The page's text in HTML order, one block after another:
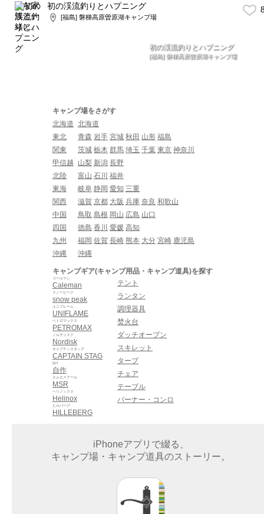
初の渓流釣りとハプニング
[福島] 磐梯高原曽原湖キャンプ場
初の渓流釣りとハプニング
[福島] 磐梯高原曽原湖キャンプ場
キャンプ場をさがす
北海道 北海道
東北
青森 岩手 宮城 秋田 山形 福島
関東
茨城 栃木 群馬 埼玉 千葉 東京 神奈川
甲信越
山梨 新潟 長野
北陸
富山 石川 福井
東海
岐阜 静岡 愛知 三重
関西
滋賀 京都 大阪 兵庫 奈良 和歌山
中国
鳥取 島根 岡山 広島 山口
四国
徳島 香川 愛媛 高知
九州
福岡 佐賀 長崎 熊本 大分 宮崎 鹿児島
沖縄
沖縄
キャンプギア(キャンプ用品・キャンプ道具)を探す
Caleman
コールマン
snow peak
スノーピーク
UNIFLAME
ユニフレーム
PETROMAX
ペトロマックス
Nordisk
ノルディスク
CAPTAIN STAG
キャプテンスタッグ
自作
DIY
MSR
エムエスアール
Helinox
ヘリノックス
HILLEBERG
ヒルバーグ
テント
ランタン
調理器具
焚火台
ダッチオーブン
スキレット
タープ
チェア
テーブル
バーナー・コンロ
iPhoneアプリで綴る、
キャンプ場・キャンプ道具のストーリー。